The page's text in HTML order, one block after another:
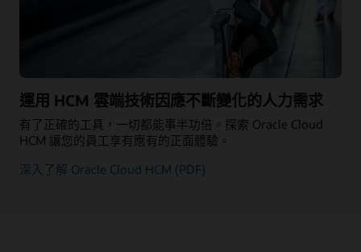
運用 HCM 雲端技術因應不斷變化的人力需求
有了正確的工具，一切都能事半功倍。探索 Oracle Cloud
HCM 讓您的員工享有應有的正面體驗。
深入了解 Oracle Cloud HCM (PDF)